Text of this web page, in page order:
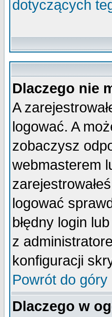
dotyczących
Dlaczego nie
A
logować. A
zobaczysz
webmasterem
logować
błędny login
z
konfiguracji
Powrót do góry
Dlaczego w